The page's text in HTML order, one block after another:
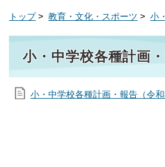
トップ> 教育・文化・スポーツ > 小
小・中学校各種計画
小・中学校各種計画・報告（令和